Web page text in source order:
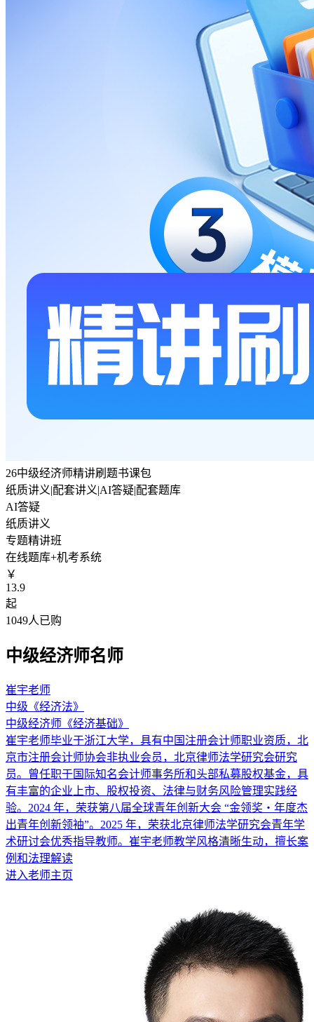
26中级经济师精讲刷题书课包
纸质讲义|配套讲义|AI答疑|配套题库
AI答疑
纸质讲义
专题精讲班
在线题库+机考系统
￥
13.9
起
1049人已购
中级经济师名师
崔宇老师
中级《经济法》
中级经济师《经济基础》
崔宇老师毕业于浙江大学，具有中国注册会计师职业资质，北
京市注册会计师协会非执业会员，北京律师法学研究会研究
员。曾任职于国际知名会计师事务所和头部私募股权基金，具
有丰富的企业上市、股权投资、法律与财务风险管理实践经
验。2024 年，荣获第八届全球青年创新大会 “金领奖・年度杰
出青年创新领袖”。2025 年，荣获北京律师法学研究会青年学
术研讨会优秀指导教师。崔宇老师教学风格清晰生动，擅长案
例和法理解读
进入老师主页